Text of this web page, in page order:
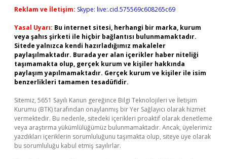
Reklam ve İletişim: Skype: live:.cid.575569c608265c69
Yasal Uyarı: Bu internet sitesi, herhangi bir marka, kurum
veya şahıs şirketi ile hiçbir bağlantısı bulunmamaktadır.
Sitede yalnızca kendi hazırladığımız makaleler
paylaşılmaktadır. Burada yer alan içerikler haber niteliği
taşımamakta olup, gerçek kurum ve kişiler hakkında
paylaşım yapılmamaktadır. Gerçek kurum ve kişiler ile isim
benzerlikleri tamamen tesadüfidir.
Sitemiz, 5651 Sayılı Kanun gereğince Bilgi Teknolojileri ve İletişim
Kurumu (BTK) tarafından onaylanmış bir Yer Sağlayıcı olarak hizmet
vermektedir. Bu nedenle, sitedeki içerikleri proaktif olarak denetleme
veya araştırma yükümlülüğümüz bulunmamaktadır. Ancak, üyelerimiz
yazdıkları içeriklerin sorumluluğunu taşımakta olup, siteye üye olarak
bu sorumluluğu kabul etmiş sayılırlar.